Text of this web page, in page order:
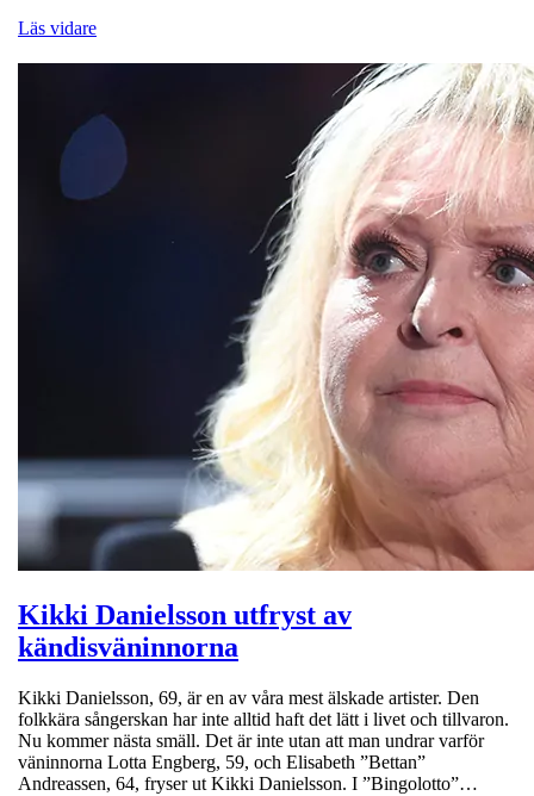
Läs vidare
Kikki Danielsson utfryst av
kändisväninnorna
Kikki Danielsson, 69, är en av våra mest älskade artister. Den
folkkära sångerskan har inte alltid haft det lätt i livet och tillvaron.
Nu kommer nästa smäll. Det är inte utan att man undrar varför
väninnorna Lotta Engberg, 59, och Elisabeth ”Bettan”
Andreassen, 64, fryser ut Kikki Danielsson. I ”Bingolotto”…